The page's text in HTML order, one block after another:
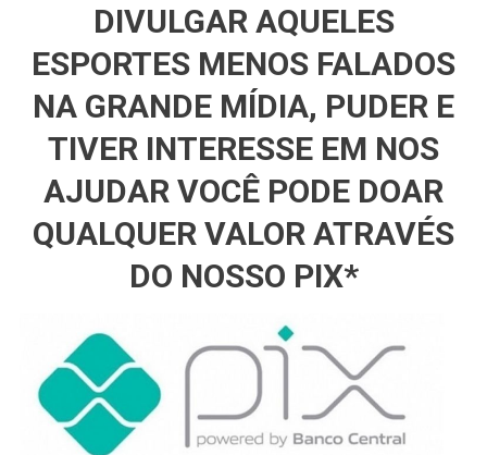
DIVULGAR AQUELES
ESPORTES MENOS FALADOS
NA GRANDE MÍDIA, PUDER E
TIVER INTERESSE EM NOS
AJUDAR VOCÊ PODE DOAR
QUALQUER VALOR ATRAVÉS
DO NOSSO PIX*